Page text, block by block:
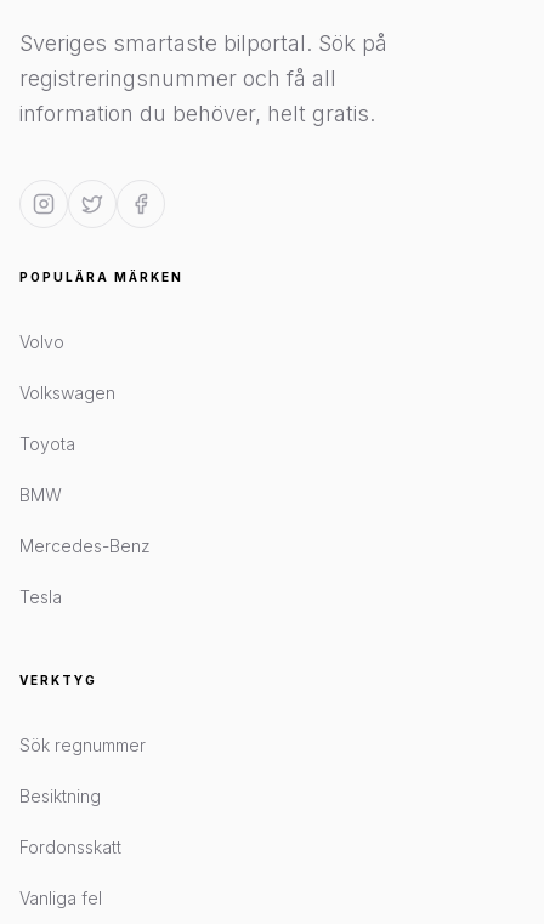
Sveriges smartaste bilportal. Sök på
registreringsnummer och få all
information du behöver, helt gratis.
POPULÄRA MÄRKEN
Volvo
Volkswagen
Toyota
BMW
Mercedes-Benz
Tesla
VERKTYG
Sök regnummer
Besiktning
Fordonsskatt
Vanliga fel